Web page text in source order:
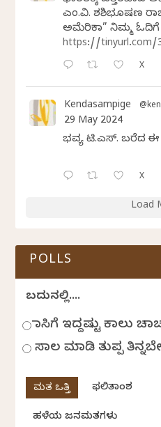
ಎಂ.ವಿ. ಶಶಿಭೂಷಣ
ಅಮೆರಿಕಾ” ನಿಮ್ಮ ಓದಿಗೆ
https://tinyurl.com/
X
Kendasampige
29 May 2024
ಭವ್ಯ ಟಿ.ಎಸ್. ಬರೆದ ಈ
X
Load
POLLS
ಬದುಕಿನಲ್ಲಿ....
ಹಾಸಿಗೆ ಇದ್ದಷ್ಟು ಕಾಲು
ಸಾಲ ಮಾಡಿ ತುಪ್ಪ
ಫಲಿತಾಂಶ
ಹಳೆಯ ಜನಮತಗಳು